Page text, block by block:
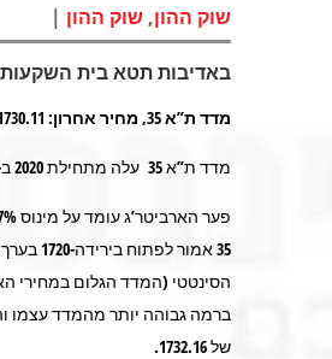
שוק ההון, שוק ההון |
באדיבות תטא בית השקעות:
מדד ת”א 35, מחיר אחרון: 1730.11
מדד ת”א 35 עלה מתחילת 2020 ב-2.77%
35 אמור לפתוח
הסינטטי (המדד הגלום במחירי
ברמה גבוהה יותר מהמדד עצמו
של 1732.16.